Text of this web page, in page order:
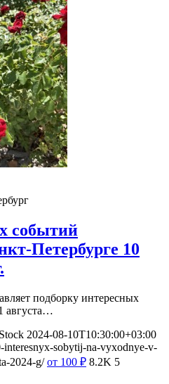
событий
Петербурге 10
подборку интересных
августа…
2024-08-10T10:30:00+03:00
interesnyx-sobytij-na-vyxodnye-v-
2024-g/ от 100 ₽ 8.2K 5